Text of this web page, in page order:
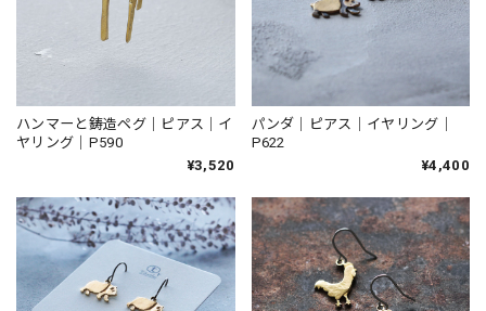
ハンマーと鋳造ペグ｜ピアス｜イ
ヤリング｜P590
¥3,520
パンダ｜ピアス｜イヤリング｜
P622
¥4,400